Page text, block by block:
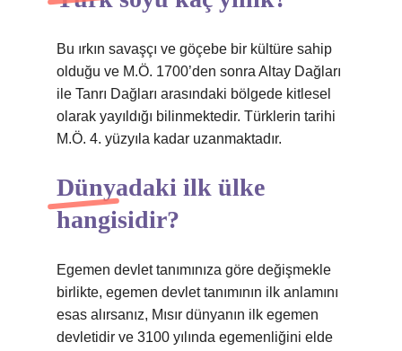
Bu ırkın savaşçı ve göçebe bir kültüre sahip
olduğu ve M.Ö. 1700’den sonra Altay Dağları
ile Tanrı Dağları arasındaki bölgede kitlesel
olarak yayıldığı bilinmektedir. Türklerin tarihi
M.Ö. 4. yüzyıla kadar uzanmaktadır.
Dünyadaki ilk ülke
hangisidir?
Egemen devlet tanımınıza göre değişmekle
birlikte, egemen devlet tanımının ilk anlamını
esas alırsanız, Mısır dünyanın ilk egemen
devletidir ve 3100 yılında egemenliğini elde